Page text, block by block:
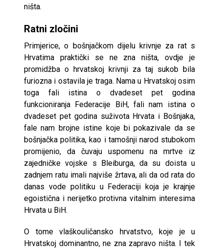
ništa.
Ratni zločini
Primjerice, o bošnjačkom dijelu krivnje za rat s
Hrvatima praktički se ne zna ništa, ovdje je
promidžba o hrvatskoj krivnji za taj sukob bila
furiozna i ostavila je traga. Nama u Hrvatskoj osim
toga fali istina o dvadeset pet godina
funkcioniranja Federacije BiH, fali nam istina o
dvadeset pet godina suživota Hrvata i Bošnjaka,
fale nam brojne istine koje bi pokazivale da se
bošnjačka politika, kao i tamošnji narod stubokom
promijenio, da čuvaju uspomenu na mrtve iz
zajedničke vojske s Bleiburga, da su doista u
zadnjem ratu imali najviše žrtava, ali da od rata do
danas vode politiku u Federaciji koja je krajnje
egoistična i nerijetko protivna vitalnim interesima
Hrvata u BiH.
O tome vlaškouličansko hrvatstvo, koje je u
Hrvatskoj dominantno, ne zna zapravo ništa. I tek